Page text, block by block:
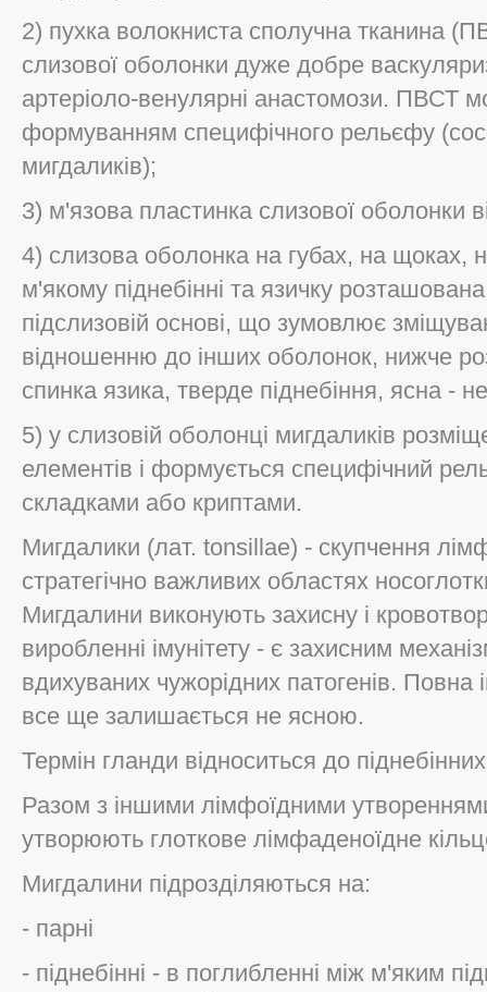
2) пухка волокниста сполучна тканина
слизової оболонки дуже добре
артеріоло-венулярні анастомози. ПВСТ
формуванням специфічного рельєфу
мигдаликів);
3) м'язова пластинка слизової оболонки
4) слизова оболонка на губах, на щоках,
м'якому піднебінні та язичку
підслизовій основі, що зумовлює
відношенню до інших оболонок, нижче
спинка язика, тверде піднебіння, ясна -
5) у слизовій оболонці мигдаликів
елементів і формується специфічний
складками або криптами.
Мигдалики (лат. tonsillae) - скупчення
стратегічно важливих областях
Мигдалини виконують захисну і
виробленні імунітету - є захисним
вдихуваних чужорідних патогенів. Повна
все ще залишається не ясною.
Термін гланди відноситься до
Разом з іншими лімфоїдними
утворюють глоткове лімфаденоїдне
Мигдалини підрозділяються на:
- парні
- піднебінні - в поглибленні між м'яким